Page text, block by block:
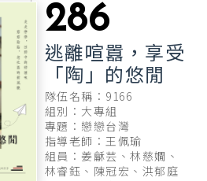
286
逃離喧囂，享受
「陶」的悠閒
隊伍名稱：9166
組別：大專組
專題：戀戀台灣
指導老師：王佩瑜
組員：姜龢芸、林慈嫺、
林睿鈺、陳冠宏、洪郁庭